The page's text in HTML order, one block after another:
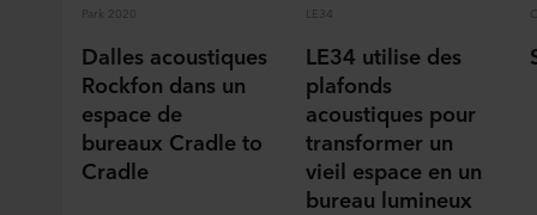
Park 2020
Dalles acoustiques
Rockfon dans un
espace de
bureaux Cradle to
Cradle
LE34
LE34 utilise des
plafonds
acoustiques pour
transformer un
vieil espace en un
bureau lumineux